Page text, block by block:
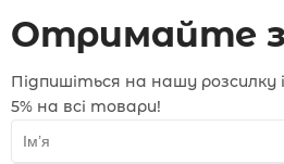
Отримайте
Підпишіться на нашу
5% на всі товари!